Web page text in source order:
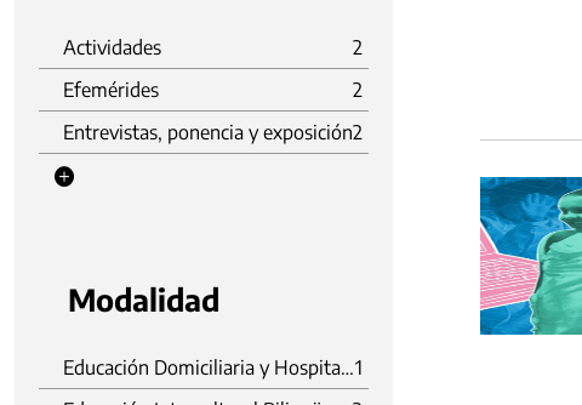
Actividades
2
Efemérides
2
Entrevistas, ponencia y exposición2
Modalidad
Educación Domiciliaria y Hospitalaria1